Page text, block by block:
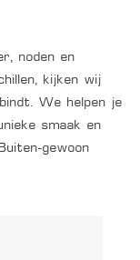
noden en
kijken wij
We helpen je
smaak en
gewoon